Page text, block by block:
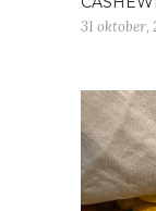
31 oktober,